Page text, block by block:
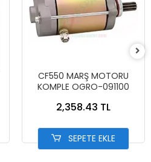
CF550 MARŞ MOTORU
KOMPLE OGRO-091100
2,358.43 TL
SEPETE EKLE